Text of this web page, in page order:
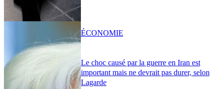
Le choc causé par la guerre en Iran est
important mais ne devrait pas durer, selon
Lagarde
ÉCONOMIE